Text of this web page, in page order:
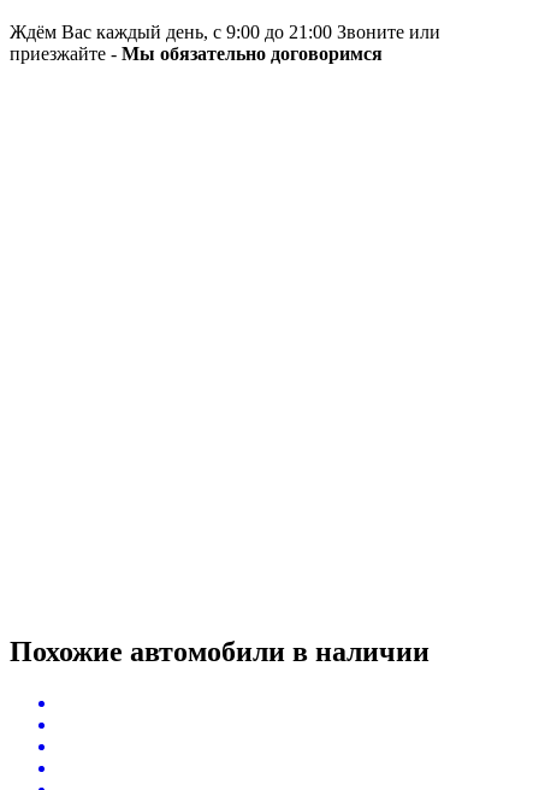
Ждём Вас каждый день, с 9:00 до 21:00 Звоните или
приезжайте - Мы обязательно договоримся
Похожие автомобили в наличии